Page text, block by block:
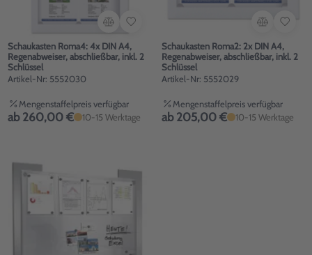
Schaukasten Roma4: 4x DIN A4,
Regenabweiser, abschließbar, inkl. 2
Schlüssel
Artikel-Nr: 5552030
Mengenstaffelpreis verfügbar
ab 260,00 € 10-15 Werktage
Schaukasten Roma2: 2x DIN A4,
Regenabweiser, abschließbar, inkl. 2
Schlüssel
Artikel-Nr: 5552029
Mengenstaffelpreis verfügbar
ab 205,00 € 10-15 Werktage